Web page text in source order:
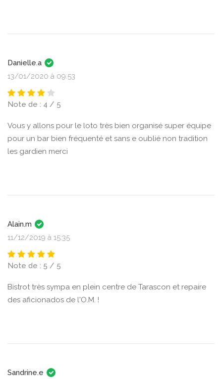
Danielle.a
13/01/2020 à 09:53
Note de : 4 / 5
Vous y allons pour le loto très bien organisé super équipe
pour un bar bien fréquenté et sans e oublié non tradition
les gardien merci
Alain.m
11/12/2019 à 15:35
Note de : 5 / 5
Bistrot très sympa en plein centre de Tarascon et repaire
des aficionados de l'O.M. !
Sandrine.e